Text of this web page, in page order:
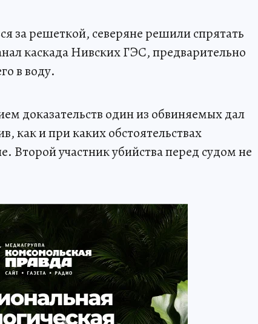
за решеткой, северяне решили спрятать
каскада Нивских ГЭС, предварительно
в воду.
доказательств один из обвиняемых дал
как и при каких обстоятельствах
Второй участник убийства перед судом не